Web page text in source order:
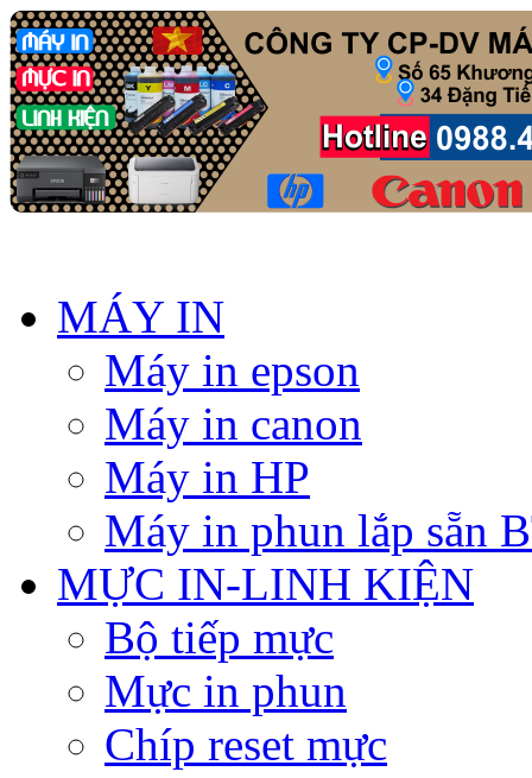
MÁY IN
Máy in epson
Máy in canon
Máy in HP
Máy in phun lắp sẵn
MỰC IN-LINH KIỆN
Bộ tiếp mực
Mực in phun
Chíp reset mực